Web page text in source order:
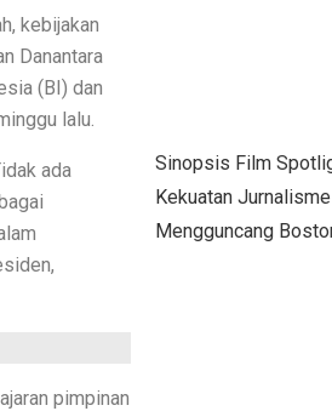
kebijakan
Danantara
(BI) dan
lalu.
ada
pimpinan
Sinopsis Film
Kekuatan
Mengguncang